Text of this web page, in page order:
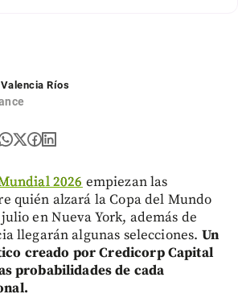
Ríos
2026 empiezan las
quién alzará la Copa del Mundo
en Nueva York, además de
llegarán algunas selecciones. Un
creado por Credicorp Capital
probabilidades de cada